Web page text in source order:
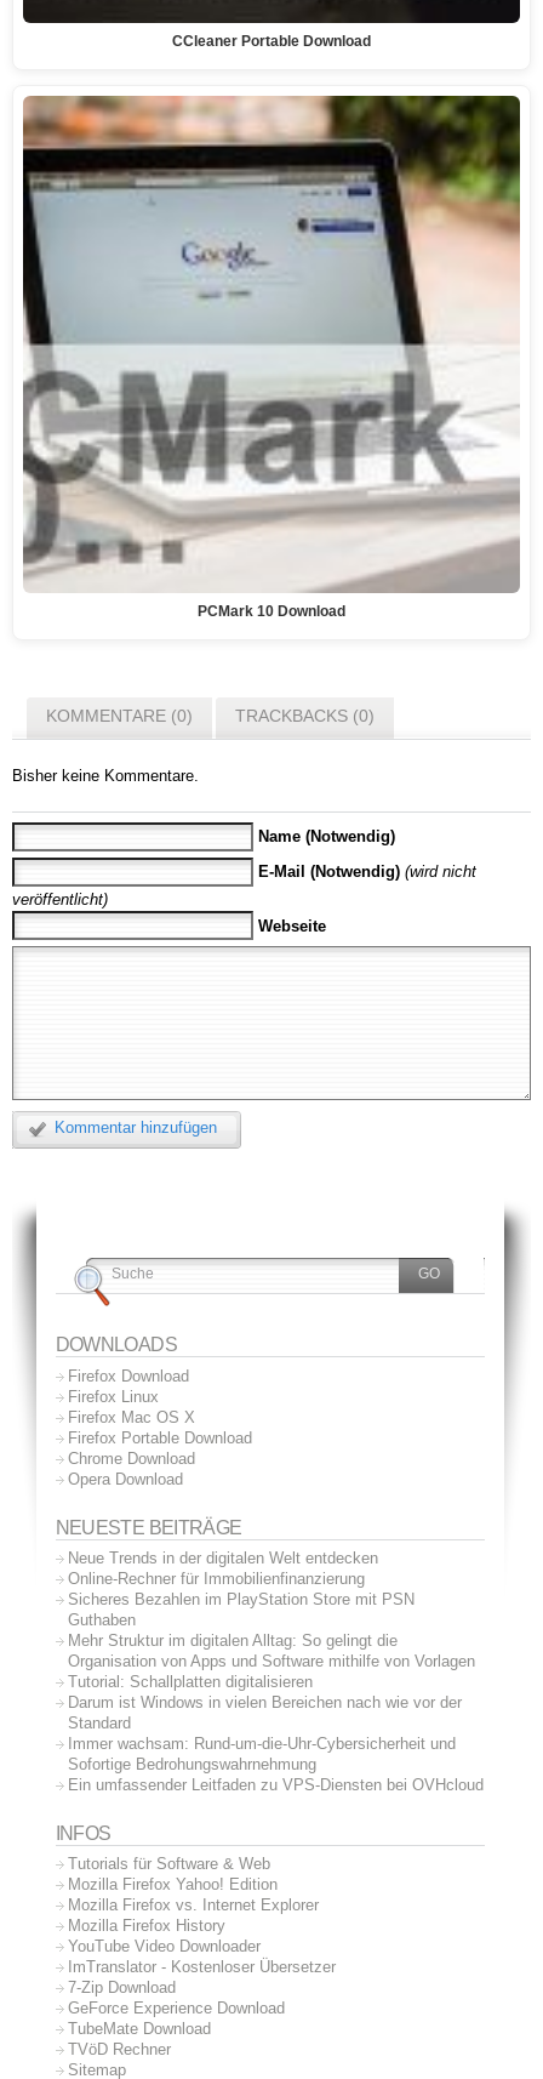
CCleaner Portable Download
PCMark 10 Download
KOMMENTARE (0) TRACKBACKS (0)
Bisher keine Kommentare.
Name (Notwendig)
E-Mail (Notwendig) (wird nicht
veröffentlicht)
Webseite
Kommentar hinzufügen
DOWNLOADS
Firefox Download
Firefox Linux
Firefox Mac OS X
Firefox Portable Download
Chrome Download
Opera Download
NEUESTE BEITRÄGE
Neue Trends in der digitalen Welt entdecken
Online-Rechner für Immobilienfinanzierung
Sicheres Bezahlen im PlayStation Store mit PSN
Guthaben
Mehr Struktur im digitalen Alltag: So gelingt die
Organisation von Apps und Software mithilfe von Vorlagen
Tutorial: Schallplatten digitalisieren
Darum ist Windows in vielen Bereichen nach wie vor der
Standard
Immer wachsam: Rund-um-die-Uhr-Cybersicherheit und
Sofortige Bedrohungswahrnehmung
Ein umfassender Leitfaden zu VPS-Diensten bei OVHcloud
INFOS
Tutorials für Software & Web
Mozilla Firefox Yahoo! Edition
Mozilla Firefox vs. Internet Explorer
Mozilla Firefox History
YouTube Video Downloader
ImTranslator - Kostenloser Übersetzer
7-Zip Download
GeForce Experience Download
TubeMate Download
TVöD Rechner
Sitemap